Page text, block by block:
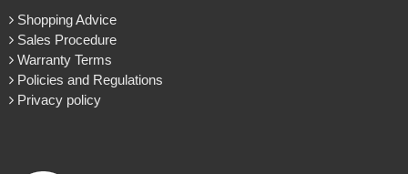
Shopping Advice
Sales Procedure
Warranty Terms
Policies and Regulations
Privacy policy